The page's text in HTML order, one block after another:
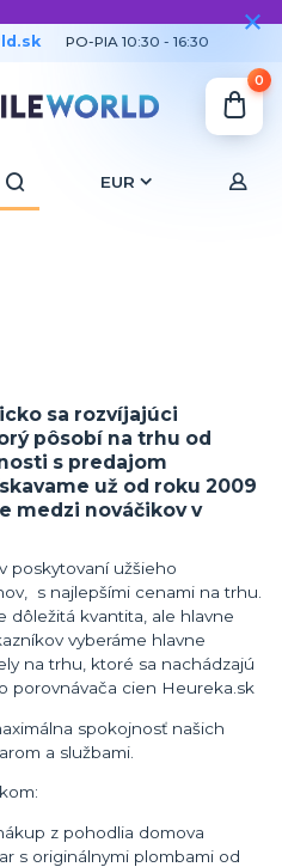
EUR
PO-PIA 10:30 - 16:30
0
sa rozvíjajúci
pôsobí na trhu od
s predajom
už od roku 2009
medzi nováčikov v
poskytovaní užšieho
s najlepšími cenami na trhu.
dôležitá kvantita, ale hlavne
vyberáme hlavne
na trhu, ktoré sa nachádzajú
porovnávača cien Heureka.sk
spokojnosť našich
a službami.
z pohodlia domova
s originálnymi plombami od